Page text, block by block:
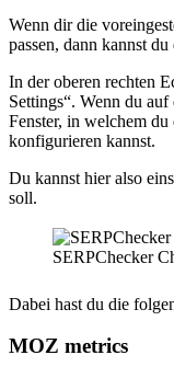
Wenn dir die
passen, dann kannst
In der oberen rechten
Settings“. Wenn du
Fenster, in welchem
konfigurieren kannst.
Du kannst hier also
soll.
SERPChecker
Dabei hast du die
MOZ metrics